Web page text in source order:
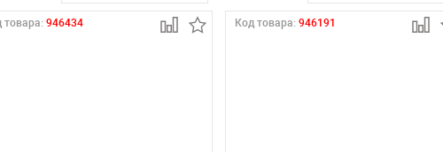
товара: 946434 Код товара: 946191